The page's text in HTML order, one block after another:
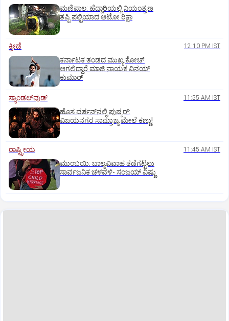
ಮಣಿಪಾಲ: ಹೆದ್ದಾರಿಯಲ್ಲಿ ನಿಯಂತ್ರಣ
ತಪ್ಪಿ ಪಲ್ಟಿಯಾದ ಆಟೋ ರಿಕ್ಷಾ
ಕ್ರೀಡೆ 12:10 PM IST
ಕರ್ನಾಟಕ ತಂಡದ ಮುಖ್ಯ ಕೋಚ್‌
ಆಗಲಿದ್ದಾರೆ ಮಾಜಿ ನಾಯಕ ವಿನಯ್‌
ಕುಮಾರ್
ಸ್ಯಾಂಡಲ್‌ವುಡ್‌ 11:55 AM IST
ಹೊಸ ವರ್ಶನ್‌ನಲ್ಲಿ ಪುಷ್ಕರ್‌:
ವಿಜಯನಗರ ಸಾಮ್ರಾಜ್ಯ ಮೇಲೆ ಕಣ್ಣು!
ರಾಷ್ಟ್ರೀಯ 11:45 AM IST
ಮುಂಬಯಿ: ಬಾಲ್ಯವಿವಾಹ ತಡೆಗಟ್ಟಲು
ಸಾರ್ವಜನಿಕ ಚಳವಳಿ- ಸಂಜಯ್‌ ವಿಷ್ಣು